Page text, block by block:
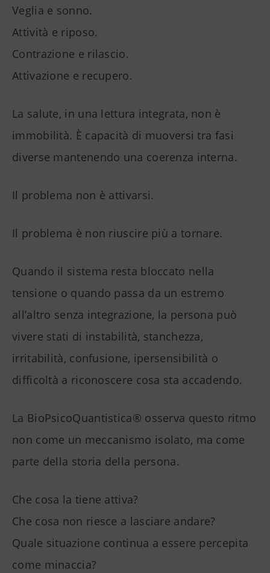
Veglia e sonno.
Attività e riposo.
Contrazione e rilascio.
Attivazione e recupero.
La salute, in una lettura integrata, non è
immobilità. È capacità di muoversi tra fasi
diverse mantenendo una coerenza interna.
Il problema non è attivarsi.
Il problema è non riuscire più a tornare.
Quando il sistema resta bloccato nella
tensione o quando passa da un estremo
all’altro senza integrazione, la persona può
vivere stati di instabilità, stanchezza,
irritabilità, confusione, ipersensibilità o
difficoltà a riconoscere cosa sta accadendo.
La BioPsicoQuantistica® osserva questo ritmo
non come un meccanismo isolato, ma come
parte della storia della persona.
Che cosa la tiene attiva?
Che cosa non riesce a lasciare andare?
Quale situazione continua a essere percepita
come minaccia?